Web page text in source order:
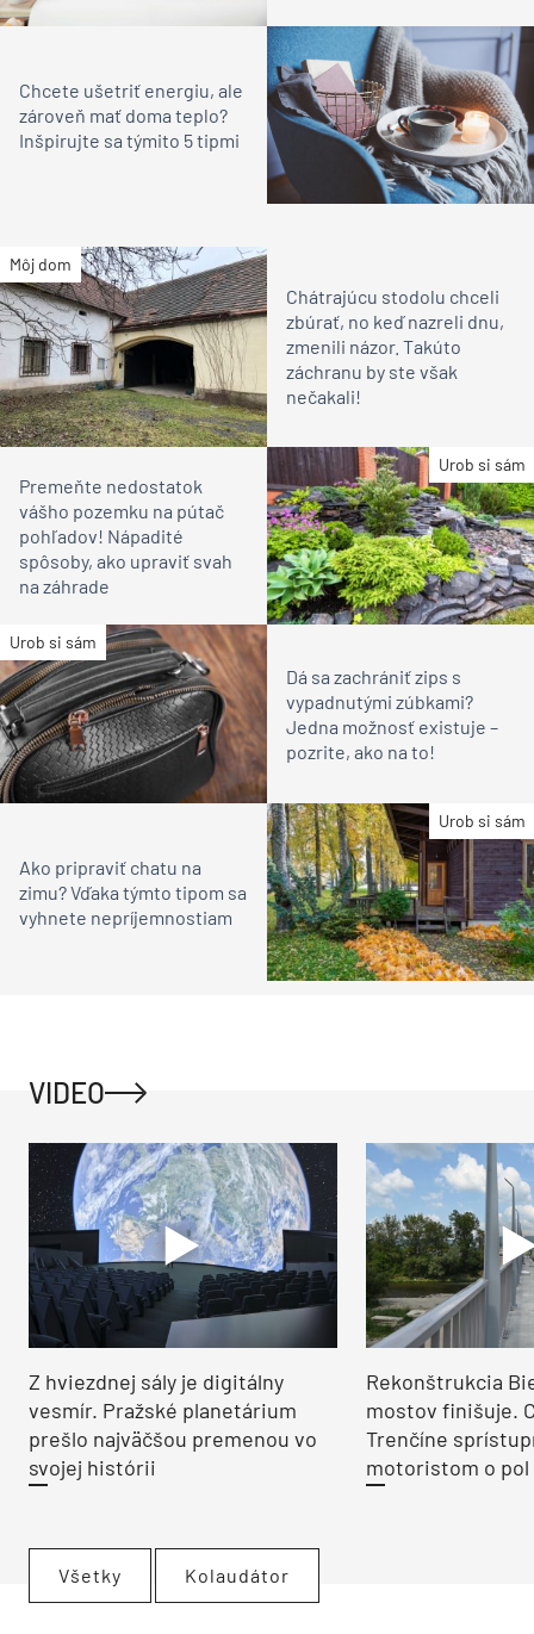
Chcete ušetriť energiu, ale
zároveň mať doma teplo?
Inšpirujte sa týmito 5 tipmi
Môj dom
Chátrajúcu stodolu chceli
zbúrať, no keď nazreli dnu,
zmenili názor. Takúto
záchranu by ste však
nečakali!
Urob si sám
Premeňte nedostatok
vášho pozemku na pútač
pohľadov! Nápadité
spôsoby, ako upraviť svah
na záhrade
Urob si sám
Dá sa zachrániť zips s
vypadnutými zúbkami?
Jedna možnosť existuje –
pozrite, ako na to!
Urob si sám
Ako pripraviť chatu na
zimu? Vďaka týmto tipom sa
vyhnete nepríjemnostiam
VIDEO
Z hviezdnej sály je digitálny
vesmír. Pražské planetárium
prešlo najväčšou premenou vo
svojej histórii
Rekonštrukcia
mostov finišuje.
Trenčíne
motoristom o pol
Všetky Kolaudátor